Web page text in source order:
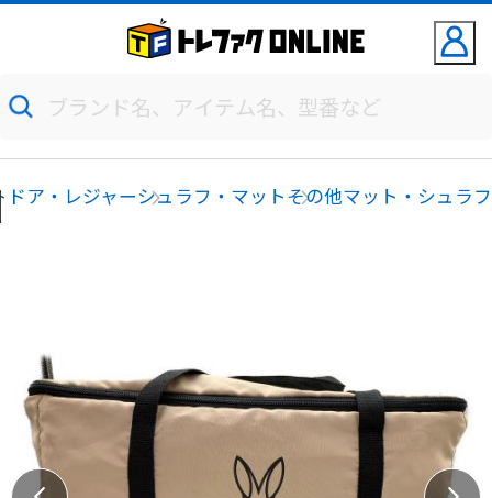
ドア・レジャーシュラフ・マットその他マット・シュラフ